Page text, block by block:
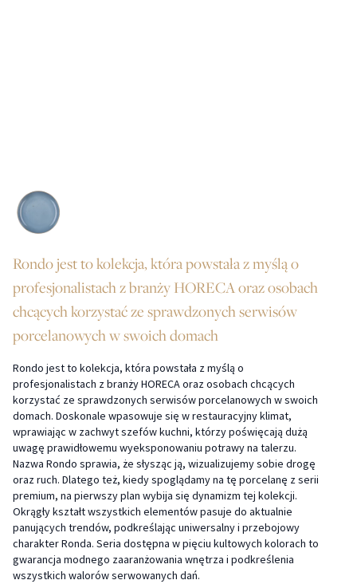
Rondo jest to kolekcja, która powstała z myślą o
profesjonalistach z branży HORECA oraz osobach
chcących korzystać ze sprawdzonych serwisów
porcelanowych w swoich domach
Rondo jest to kolekcja, która powstała z myślą o
profesjonalistach z branży HORECA oraz osobach chcących
korzystać ze sprawdzonych serwisów porcelanowych w swoich
domach. Doskonale wpasowuje się w restauracyjny klimat,
wprawiając w zachwyt szefów kuchni, którzy poświęcają dużą
uwagę prawidłowemu wyeksponowaniu potrawy na talerzu.
Nazwa Rondo sprawia, że słysząc ją, wizualizujemy sobie drogę
oraz ruch. Dlatego też, kiedy spoglądamy na tę porcelanę z serii
premium, na pierwszy plan wybija się dynamizm tej kolekcji.
Okrągły kształt wszystkich elementów pasuje do aktualnie
panujących trendów, podkreślając uniwersalny i przebojowy
charakter Ronda. Seria dostępna w pięciu kultowych kolorach to
gwarancja modnego zaaranżowania wnętrza i podkreślenia
wszystkich walorów serwowanych dań.